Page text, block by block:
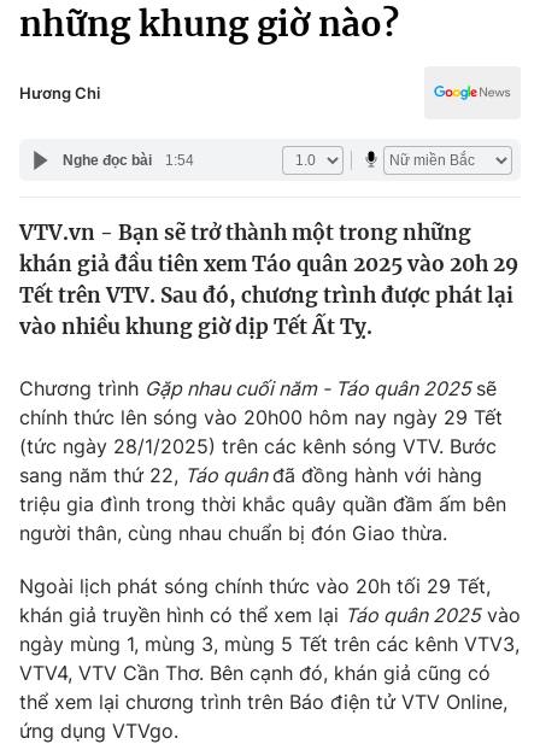
Chính trị
Pháp luật
Thế giới
Tin tức
Thế giới đó đây
Câu chuyện quốc tế
Tài chính
Thị trường
Góc doanh nghiệp
Dữ liệu và đời sống
Truyền hình
Phim VTV
Hậu trường
Nhân vật
Khán giả
Giải sao mai
Điện ảnh
Âm nhạc
Sao
Đời sống
Du lịch
Làm đẹp
Giáo dục
Truyền hình
Y tế
Công nghệ
những khung giờ nào?
Hương Chi
Nghe đọc bài 1:54
VTV.vn - Bạn sẽ trở thành một trong những
khán giả đầu tiên xem Táo quân 2025 vào 20h 29
Tết trên VTV. Sau đó, chương trình được phát lại
vào nhiều khung giờ dịp Tết Ất Tỵ.
Chương trình Gặp nhau cuối năm - Táo quân 2025 sẽ
chính thức lên sóng vào 20h00 hôm nay ngày 29 Tết
(tức ngày 28/1/2025) trên các kênh sóng VTV. Bước
sang năm thứ 22, Táo quânđã đồng hành với hàng
triệu gia đình trong thời khắc quây quần đầm ấm bên
người thân, cùng nhau chuẩn bị đón Giao thừa.
Ngoài lịch phát sóng chính thức vào 20h tối 29 Tết,
khán giả truyền hình có thể xem lại Táo quân 2025vào
ngày mùng 1, mùng 3, mùng 5 Tết trên các kênh VTV3,
VTV4, VTV Cần Thơ. Bên cạnh đó, khán giả cũng có
thể xem lại chương trình trên Báo điện tử VTV Online,
ứng dụng VTVgo.